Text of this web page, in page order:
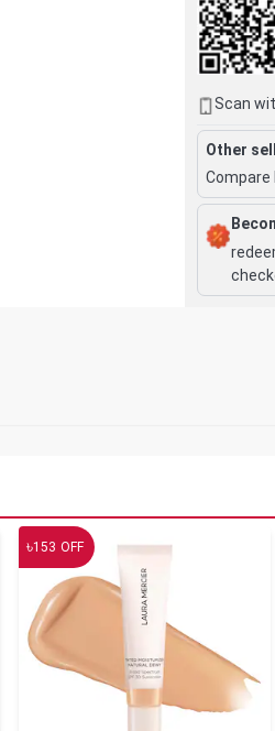
Scan
Other
Compare
৳153 OFF